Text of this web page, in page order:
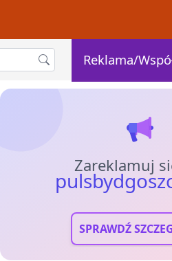
Reklama/
Zareklamuj
SPRAWDŹ